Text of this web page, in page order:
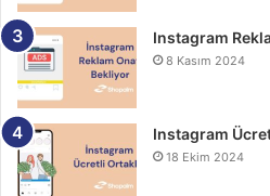
Instagram
8 Kasım 2024
Instagram
18 Ekim 2024